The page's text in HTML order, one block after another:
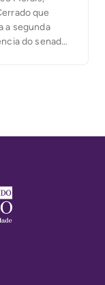
que
a segunda
do senador